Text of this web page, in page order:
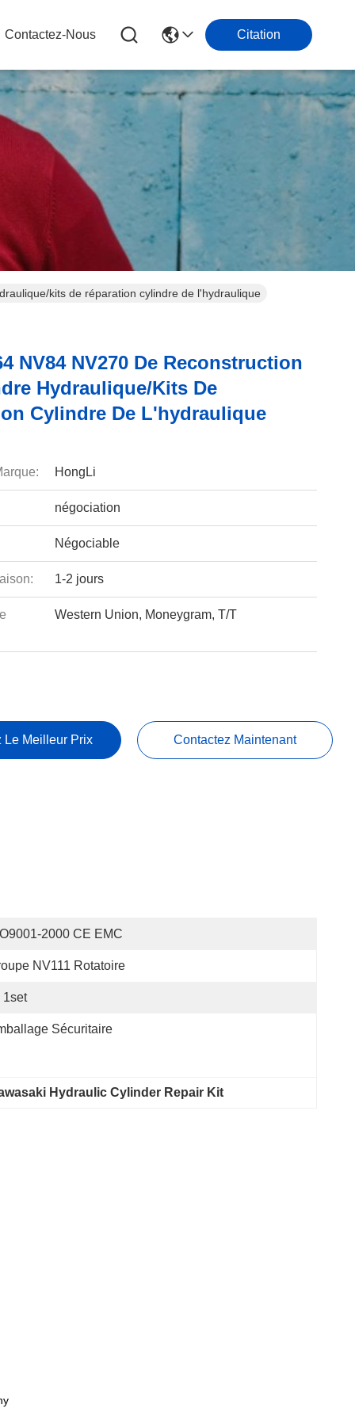
Contactez-Nous Citation
kits de réparation cylindre de l'hydraulique
NV84 NV270 De Reconstruction
Hydraulique/kits De
Cylindre De L'hydraulique
HongLi
négociation
Négociable
1-2 jours
Western Union, Moneygram, T/T
Le Meilleur Prix Contactez Maintenant
2000 CE EMC
NV111 Rotatoire
1set
Sécuritaire
Hydraulic Cylinder Repair Kit